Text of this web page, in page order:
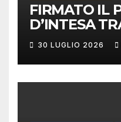
FIRMATO IL
D’INTESA
NAZIONALE
30 LUGLIO 2026